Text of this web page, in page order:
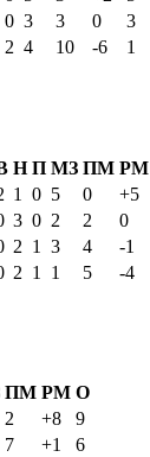
0 3 3 0
3
2 4 10 -6
1
Н П МЗ ПМ РМ
1 0 5 0 +5
3 0 2 2 0
2 1 3 4 -1
2 1 1 5 -4
ПМ РМ О
2 +8
9
7 +1
6